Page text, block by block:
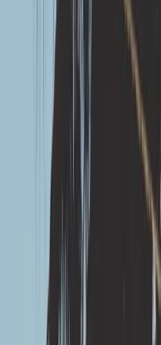
séparatif
de 100 à 200
de 1%.
ou
la parcelle éloignée
auprès du
(plus de 5 m) et le
si le terrain en
de